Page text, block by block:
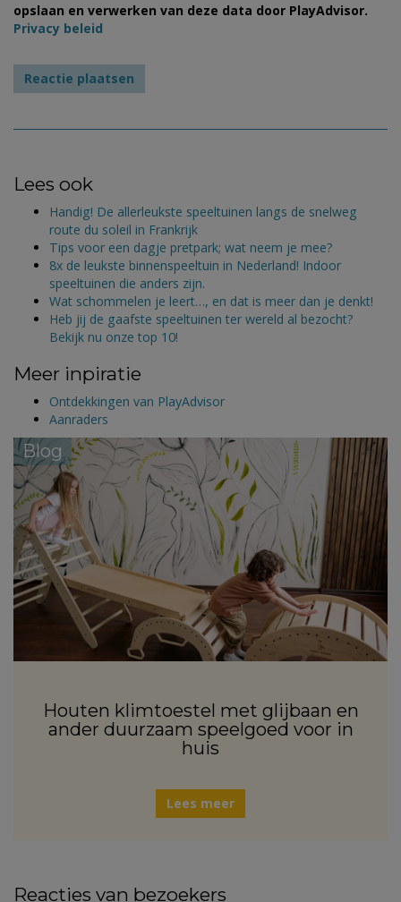
opslaan en verwerken van deze data door PlayAdvisor.
Privacy beleid
Lees ook
Handig! De allerleukste speeltuinen langs de snelweg
route du soleil in Frankrijk
Tips voor een dagje pretpark; wat neem je mee?
8x de leukste binnenspeeltuin in Nederland! Indoor
speeltuinen die anders zijn.
Wat schommelen je leert…, en dat is meer dan je denkt!
Heb jij de gaafste speeltuinen ter wereld al bezocht?
Bekijk nu onze top 10!
Meer inpiratie
Ontdekkingen van PlayAdvisor
Aanraders
Blog
Houten klimtoestel met glijbaan en
ander duurzaam speelgoed voor in
huis
Lees meer
Reacties van bezoekers